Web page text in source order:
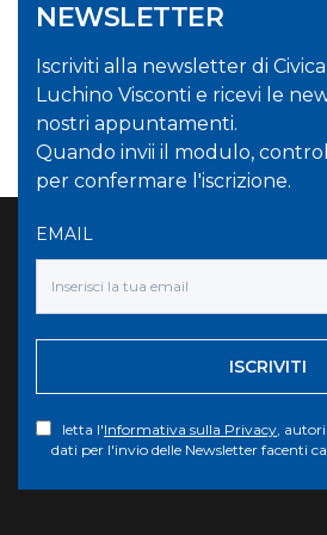
NEWSLETTER
Iscriviti alla newsletter di
Luchino Visconti e ricevi le
nostri appuntamenti.
Quando invii il modulo,
per confermare l'iscrizione.
EMAIL
ISCRIVITI
letta l'Informativa sulla Privacy ,
dati per l'invio delle Newsletter facenti